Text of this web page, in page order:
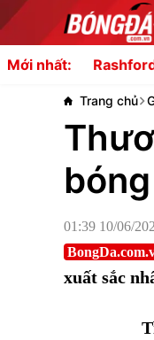
Mới nhất:
Rashford mang đến
Trang chủ
01:39 10/06/
xuất sắc